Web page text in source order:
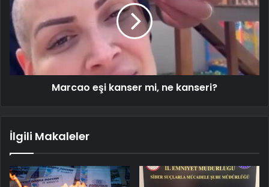
Marcao eşi kanser mi, ne kanseri?
İlgili Makaleler